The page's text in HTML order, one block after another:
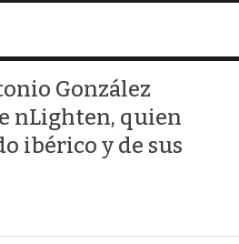
González
nLighten, quien
ibérico y de sus